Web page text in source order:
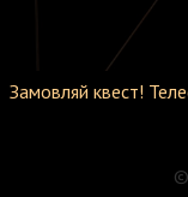
Замовляй квест!